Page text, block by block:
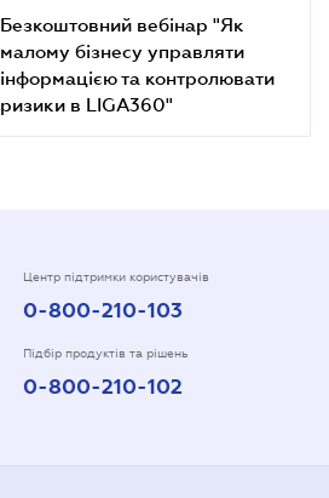
Безкоштовний вебінар "Як
малому бізнесу управляти
інформацією та контролювати
ризики в LIGA360"
Центр підтримки користувачів
0-800-210-103
Підбір продуктів та рішень
0-800-210-102